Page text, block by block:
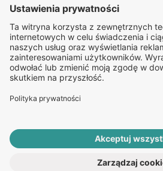
ROZPOCZNIJ
Organizator udzielania świadczeń
podmiotem leczniczym w rozumieniu
kwietnia 2011 roku o działalności
rejestru podmiotów wykonujących
numerem: 000000229172.